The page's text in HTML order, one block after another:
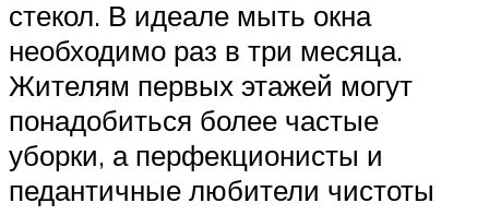
стекол. В идеале мыть окна
необходимо раз в три месяца.
Жителям первых этажей могут
понадобиться более частые
уборки, а перфекционисты и
педантичные любители чистоты